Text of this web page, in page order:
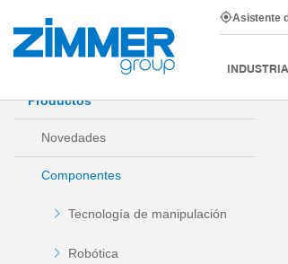
Asistente
Inicio Productos Componentes
Productos
Novedades
Componentes
Tecnología de manipulación
Robótica